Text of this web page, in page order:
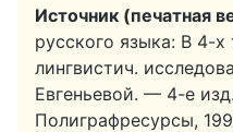
Источник (печатная
русского языка: В 4-
лингвистич.
Евгеньевой. — 4-е
Полиграфресурсы,